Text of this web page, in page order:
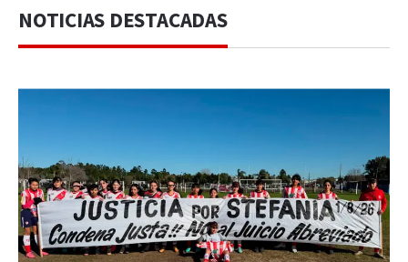
NOTICIAS DESTACADAS